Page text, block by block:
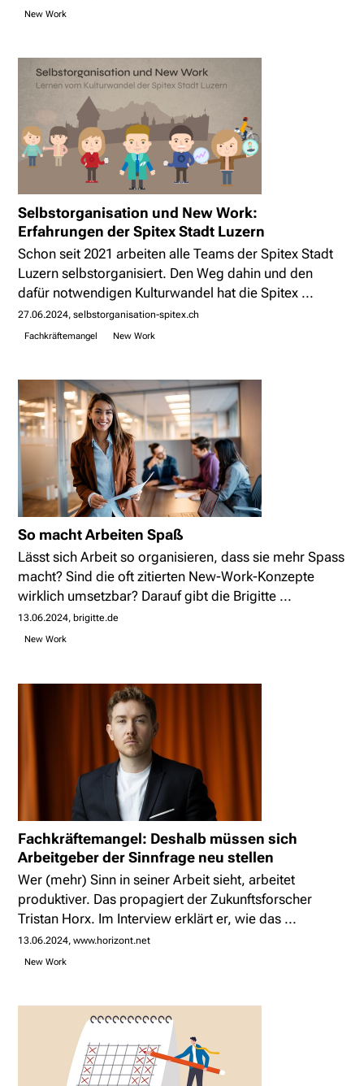
New Work
Selbstorganisation und New Work:
Erfahrungen der Spitex Stadt Luzern
Schon seit 2021 arbeiten alle Teams der Spitex Stadt
Luzern selbstorganisiert. Den Weg dahin und den
dafür notwendigen Kulturwandel hat die Spitex ...
27.06.2024 selbstorganisation-spitex.ch
Fachkräftemangel New Work
So macht Arbeiten Spaß
Lässt sich Arbeit so organisieren, dass sie mehr Spass
macht? Sind die oft zitierten New-Work-Konzepte
wirklich umsetzbar? Darauf gibt die Brigitte ...
13.06.2024 brigitte.de
New Work
Fachkräftemangel: Deshalb müssen sich
Arbeitgeber der Sinnfrage neu stellen
Wer (mehr) Sinn in seiner Arbeit sieht, arbeitet
produktiver. Das propagiert der Zukunftsforscher
Tristan Horx. Im Interview erklärt er, wie das ...
13.06.2024 www.horizont.net
New Work